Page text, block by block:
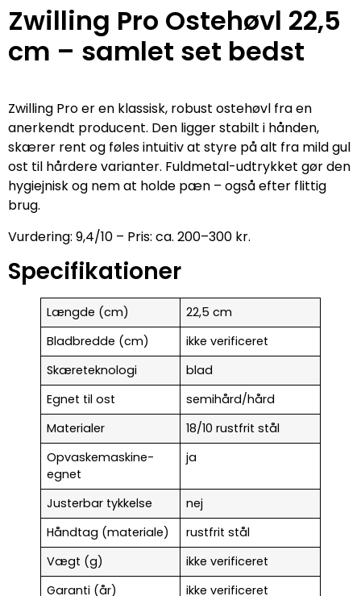
Zwilling Pro Ostehøvl 22,5
cm – samlet set bedst
Zwilling Pro er en klassisk, robust ostehøvl fra en
anerkendt producent. Den ligger stabilt i hånden,
skærer rent og føles intuitiv at styre på alt fra mild gul
ost til hårdere varianter. Fuldmetal-udtrykket gør den
hygiejnisk og nem at holde pæn – også efter flittig
brug.
Vurdering: 9,4/10 – Pris: ca. 200–300 kr.
Specifikationer
Længde (cm)
22,5 cm
Bladbredde (cm)
ikke verificeret
Skæreteknologi
blad
Egnet til ost
semihård/hård
Materialer
18/10 rustfrit stål
Opvaskemaskine-
egnet
ja
Justerbar tykkelse
nej
Håndtag (materiale)
rustfrit stål
Vægt (g)
ikke verificeret
Garanti (år)
ikke verificeret